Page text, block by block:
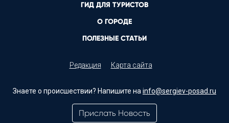
ГИД ДЛЯ ТУРИСТОВ
О ГОРОДЕ
ПОЛЕЗНЫЕ СТАТЬИ
Редакция Карта сайта
Знаете о происшествии? Напишите на info@sergiev-posad.ru
Прислать Новость